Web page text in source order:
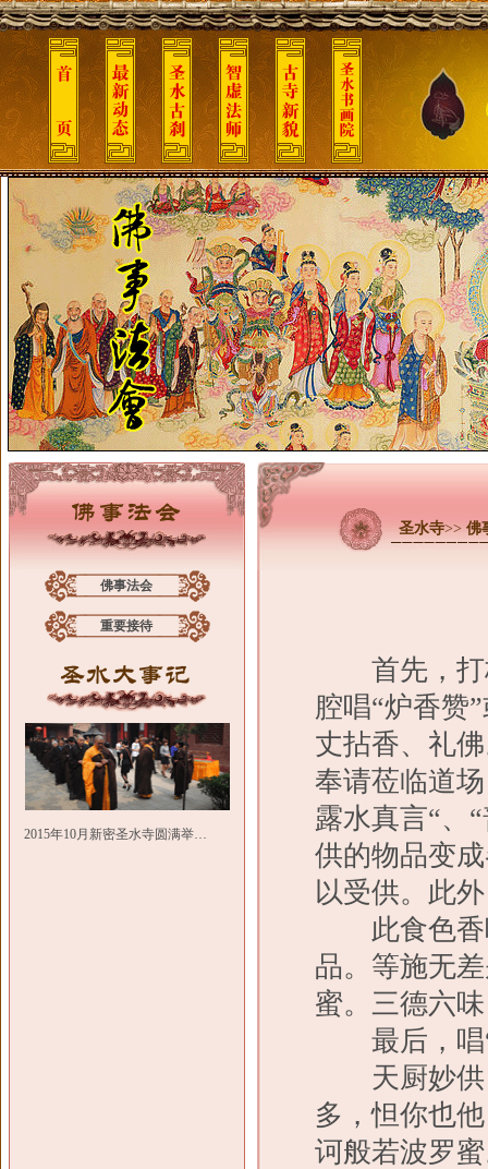
圣水寺>> 佛
佛事法会
重要接待
2015年10月新密圣水寺圆满举…
首先，打
腔唱“炉香赞
丈拈香、礼
奉请莅临道
露水真言“、
供的物品变
以受供。此
此食色香
品。等施无
蜜。三德六
最后，唱“
天厨妙供
多，怛你也
诃般若波罗